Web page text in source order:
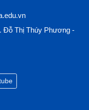
Đỗ Thị Thúy Phương -